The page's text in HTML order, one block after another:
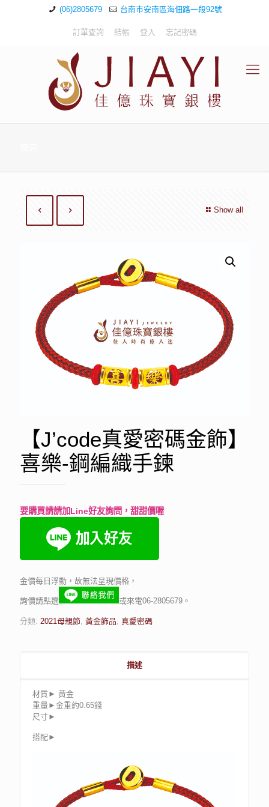
(06)2805679 台南市安南區海佃路一段92號
訂單查詢 結帳 登入 忘記密碼
Show all
【J’code真愛密碼金飾】
喜樂-鋼編織手鍊
要購買請請加Line好友詢問，甜甜價喔
金價每日浮動，故無法呈現價格，
詢價請點選 或來電06-2805679。
分類: 2021母親節, 黃金飾品, 真愛密碼
描述
材質► 黃金
重量►金重約0.65錢
尺寸►
搭配►